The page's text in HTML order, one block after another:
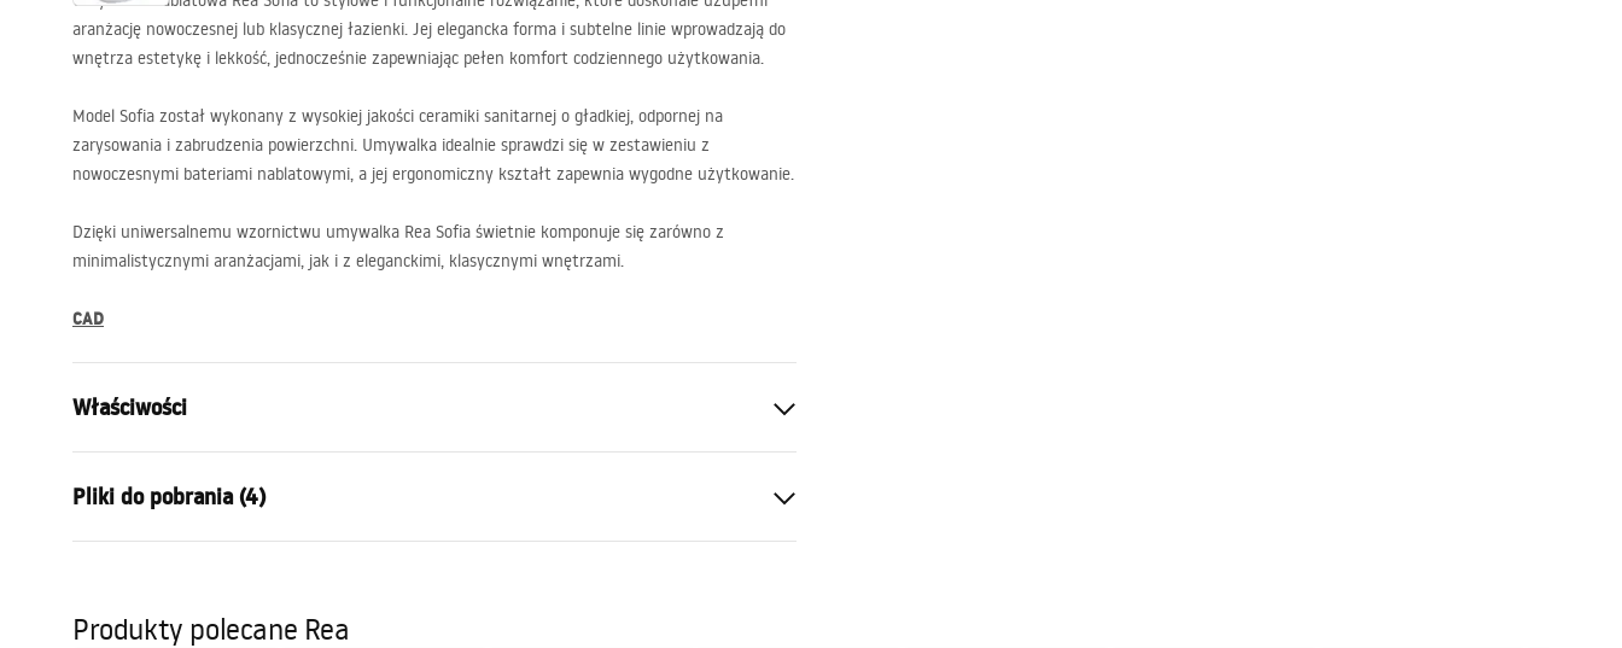
aranżację nowoczesnej lub klasycznej łazienki. Jej elegancka forma i subtelne linie wprowadzają do
wnętrza estetykę i lekkość, jednocześnie zapewniając pełen komfort codziennego użytkowania.
Model Sofia został wykonany z wysokiej jakości ceramiki sanitarnej o gładkiej, odpornej na
zarysowania i zabrudzenia powierzchni. Umywalka idealnie sprawdzi się w zestawieniu z
nowoczesnymi bateriami nablatowymi, a jej ergonomiczny kształt zapewnia wygodne użytkowanie.
Dzięki uniwersalnemu wzornictwu umywalka Rea Sofia świetnie komponuje się zarówno z
minimalistycznymi aranżacjami, jak i z eleganckimi, klasycznymi wnętrzami.
CAD
Właściwości
Materiał:
Kolor:
Biały
Długość:
Pliki do pobrania (4)
Basin.pdf
Produkty polecane Rea